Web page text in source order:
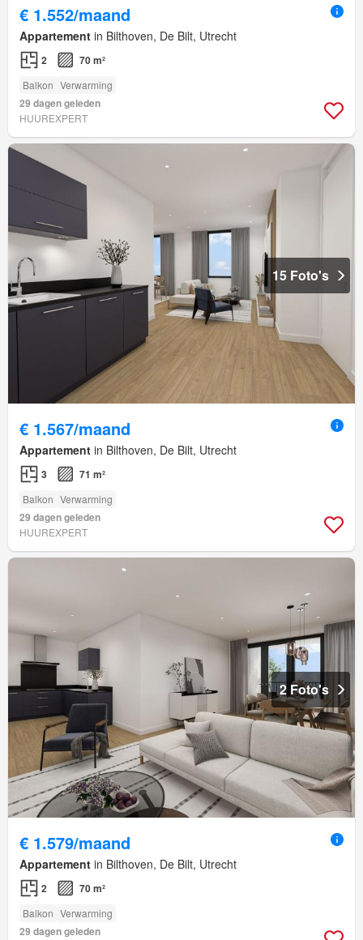
€ 1.552/maand
Appartement in Bilthoven, De Bilt, Utrecht
2 70 m²
Balkon Verwarming
29 dagen geleden
HUUREXPERT
15 Foto's
€ 1.567/maand
Appartement in Bilthoven, De Bilt, Utrecht
3 71 m²
Balkon Verwarming
29 dagen geleden
HUUREXPERT
2 Foto's
€ 1.579/maand
Appartement in Bilthoven, De Bilt, Utrecht
2 70 m²
Balkon Verwarming
29 dagen geleden